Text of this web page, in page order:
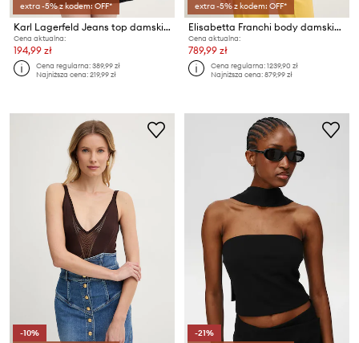
extra -5% z kodem: OFF*
Karl Lagerfeld Jeans top damski bawełniany
Cena aktualna:
194,99 zł
Cena regularna:389,99 zł
Najniższa cena:219,99 zł
extra -5% z kodem: OFF*
Elisabetta Franchi body damskie z wiskozy
Cena aktualna:
789,99 zł
Cena regularna:1239,90 zł
Najniższa cena:879,99 zł
-10%
-21%